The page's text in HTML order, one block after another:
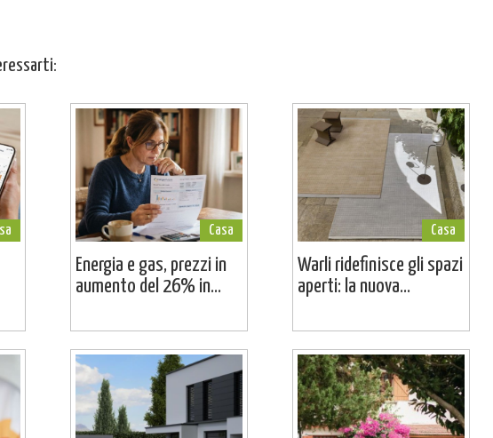
Casa
Energia e gas, prezzi in
aumento del 26% in...
Casa
Warli ridefinisce gli spazi
aperti: la nuova...